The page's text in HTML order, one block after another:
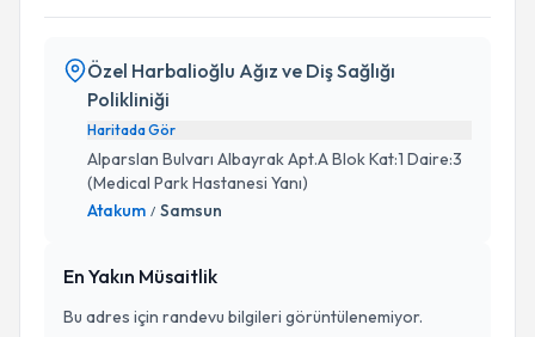
Özel Harbalioğlu Ağız ve Diş Sağlığı
Polikliniği
Haritada Gör
Alparslan Bulvarı Albayrak Apt.A Blok Kat:1 Daire:3
(Medical Park Hastanesi Yanı)
Atakum / Samsun
En Yakın Müsaitlik
Bu adres için randevu bilgileri görüntülenemiyor.